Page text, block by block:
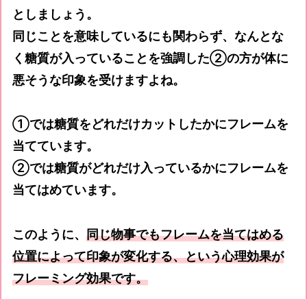
としましょう。
同じことを意味しているにも関わらず、なんとな
く糖質が入っていることを強調した②の方が体に
悪そうな印象を受けますよね。
①では糖質をどれだけカットしたかにフレームを
当てています。
②では糖質がどれだけ入っているかにフレームを
当てはめています。
このように、同じ物事でもフレームを当てはめる
位置によって印象が変化する、という心理効果が
フレーミング効果です。